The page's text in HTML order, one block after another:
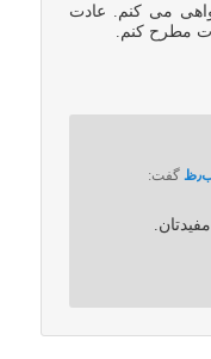
می کنم. عادت
مطرح کنم.
گفت: